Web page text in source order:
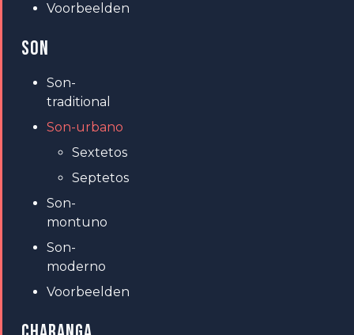
Voorbeelden
SON
Son-
traditional
Son-urbano
Sextetos
Septetos
Son-
montuno
Son-
moderno
Voorbeelden